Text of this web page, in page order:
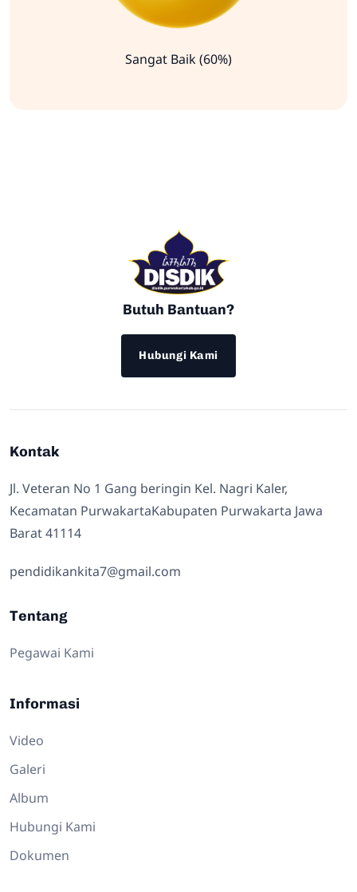
Sangat Baik (60%)
Butuh Bantuan?
Hubungi Kami
Kontak
Jl. Veteran No 1 Gang beringin Kel. Nagri Kaler,
Kecamatan PurwakartaKabupaten Purwakarta Jawa
Barat 41114
pendidikankita7@gmail.com
Tentang
Pegawai Kami
Informasi
Video
Galeri
Album
Hubungi Kami
Dokumen